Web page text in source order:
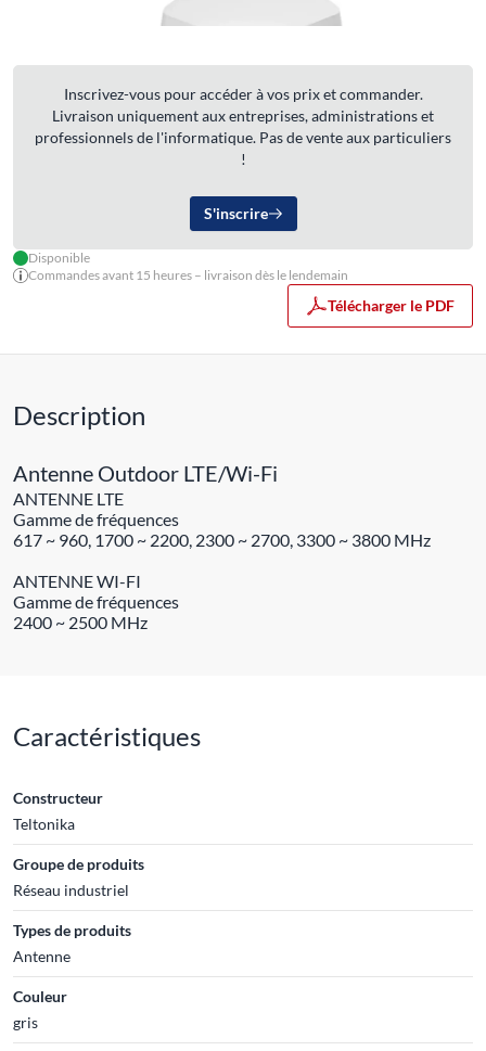
Inscrivez-vous pour accéder à vos prix et commander.
Livraison uniquement aux entreprises, administrations et
professionnels de l'informatique. Pas de vente aux particuliers
!
S'inscrire
Disponible
Commandes avant 15 heures – livraison dès le lendemain
Télécharger le PDF
Description
Antenne Outdoor LTE/Wi-Fi
ANTENNE LTE
Gamme de fréquences
617 ~ 960, 1700 ~ 2200, 2300 ~ 2700, 3300 ~ 3800 MHz
ANTENNE WI-FI
Gamme de fréquences
2400 ~ 2500 MHz
Caractéristiques
Constructeur
Teltonika
Groupe de produits
Réseau industriel
Types de produits
Antenne
Couleur
gris